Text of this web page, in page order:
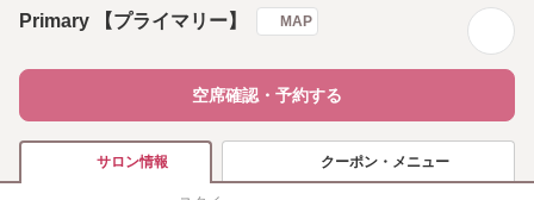
Primary 【プライマリー】 MAP
空席確認・予約する
サロン情報 クーポン・メニュー